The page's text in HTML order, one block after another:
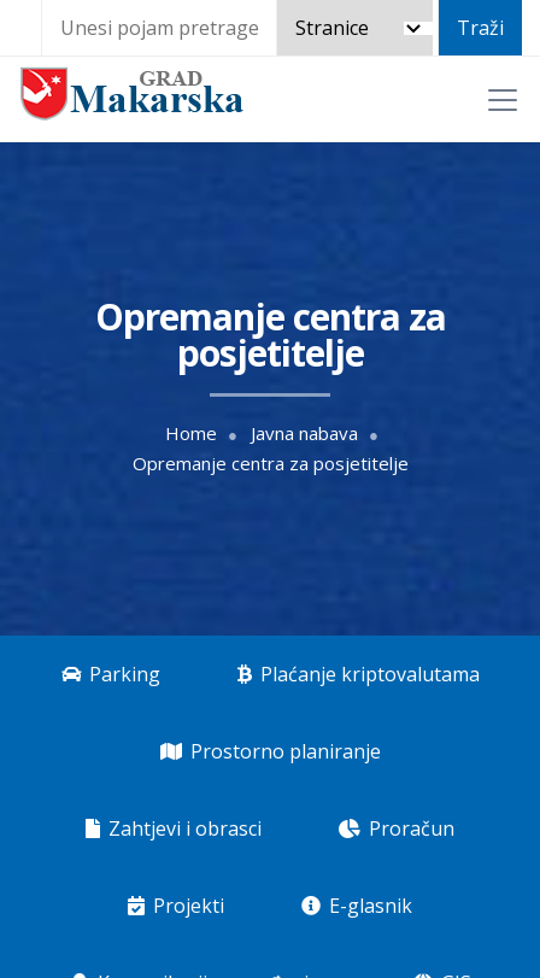
Opremanje centra za
posjetitelje
Home
Javna nabava
Opremanje centra za posjetitelje
Parking Plaćanje kriptovalutama
Prostorno planiranje
Zahtjevi i obrasci Proračun
Projekti E-glasnik